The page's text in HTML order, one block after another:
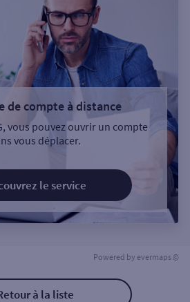
de compte à distance
vous pouvez ouvrir un compte
vous déplacer.
le service
Powered by evermaps ©
à la liste